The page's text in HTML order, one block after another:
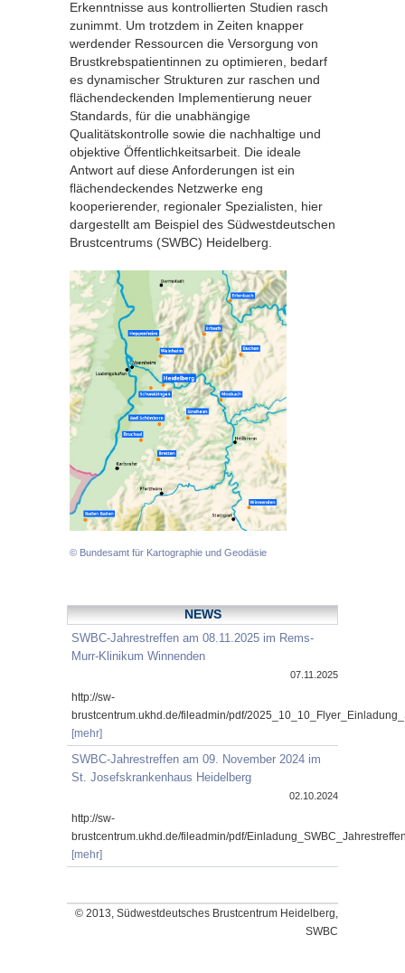
Erkenntnisse aus kontrollierten Studien rasch
zunimmt. Um trotzdem in Zeiten knapper
werdender Ressourcen die Versorgung von
Brustkrebspatientinnen zu optimieren, bedarf
es dynamischer Strukturen zur raschen und
flächendeckenden Implementierung neuer
Standards, für die unabhängige
Qualitätskontrolle sowie die nachhaltige und
objektive Öffentlichkeitsarbeit. Die ideale
Antwort auf diese Anforderungen ist ein
flächendeckendes Netzwerke eng
kooperierender, regionaler Spezialisten, hier
dargestellt am Beispiel des Südwestdeutschen
Brustcentrums (SWBC) Heidelberg.
© Bundesamt für Kartographie und Geodäsie
NEWS
SWBC-Jahrestreffen am 08.11.2025 im Rems-
Murr-Klinikum Winnenden
07.11.2025
http://sw-
brustcentrum.ukhd.de/fileadmin/pdf/
[mehr]
SWBC-Jahrestreffen am 09. November 2024 im
St. Josefskrankenhaus Heidelberg
02.10.2024
http://sw-
brustcentrum.ukhd.de/fileadmin/pdf/
[mehr]
© 2013, Südwestdeutsches Brustcentrum Heidelberg,
SWBC